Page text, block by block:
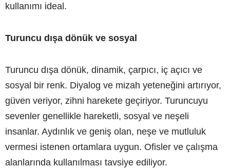
kullanımı ideal.
Turuncu dışa dönük ve sosyal
Turuncu dışa dönük, dinamik, çarpıcı, iç açıcı ve
sosyal bir renk. Diyalog ve mizah yeteneğini artırıyor,
güven veriyor, zihni harekete geçiriyor. Turuncuyu
sevenler genellikle hareketli, sosyal ve neşeli
insanlar. Aydınlık ve geniş olan, neşe ve mutluluk
vermesi istenen ortamlara uygun. Ofisler ve çalışma
alanlarında kullanılması tavsiye ediliyor.